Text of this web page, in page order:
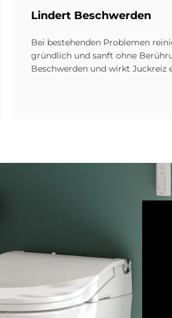
Lin­dert Be­schwer­den
Bei bestehenden Problemen
gründlich und sanft ohne
Beschwerden und wirkt Juckreiz